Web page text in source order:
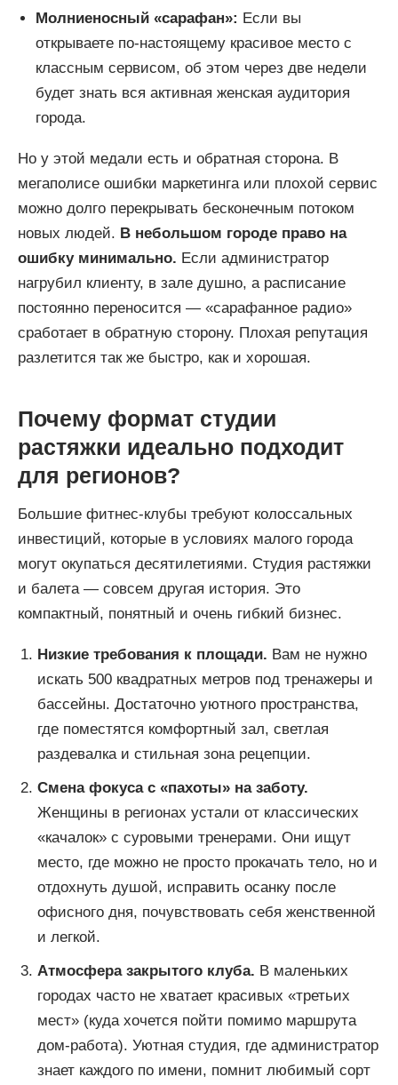
Молниеносный «сарафан»: Если вы
открываете по-настоящему красивое место с
классным сервисом, об этом через две недели
будет знать вся активная женская аудитория
города.
Но у этой медали есть и обратная сторона. В
мегаполисе ошибки маркетинга или плохой сервис
можно долго перекрывать бесконечным потоком
новых людей. В небольшом городе право на
ошибку минимально. Если администратор
нагрубил клиенту, в зале душно, а расписание
постоянно переносится — «сарафанное радио»
сработает в обратную сторону. Плохая репутация
разлетится так же быстро, как и хорошая.
Почему формат студии
растяжки идеально подходит
для регионов?
Большие фитнес-клубы требуют колоссальных
инвестиций, которые в условиях малого города
могут окупаться десятилетиями. Студия растяжки
и балета — совсем другая история. Это
компактный, понятный и очень гибкий бизнес.
Низкие требования к площади. Вам не нужно
искать 500 квадратных метров под тренажеры и
бассейны. Достаточно уютного пространства,
где поместятся комфортный зал, светлая
раздевалка и стильная зона рецепции.
Смена фокуса с «пахоты» на заботу.
Женщины в регионах устали от классических
«качалок» с суровыми тренерами. Они ищут
место, где можно не просто прокачать тело, но и
отдохнуть душой, исправить осанку после
офисного дня, почувствовать себя женственной
и легкой.
Атмосфера закрытого клуба. В маленьких
городах часто не хватает красивых «третьих
мест» (куда хочется пойти помимо маршрута
дом-работа). Уютная студия, где администратор
знает каждого по имени, помнит любимый сорт